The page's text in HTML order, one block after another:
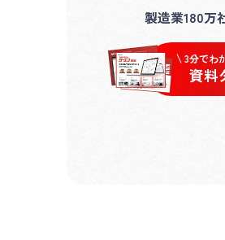
製造業180万
3分でわ
資料